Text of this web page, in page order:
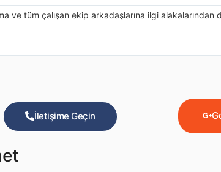
ve tüm çalışan ekip arkadaşlarına ilgi
İletişime Geçin